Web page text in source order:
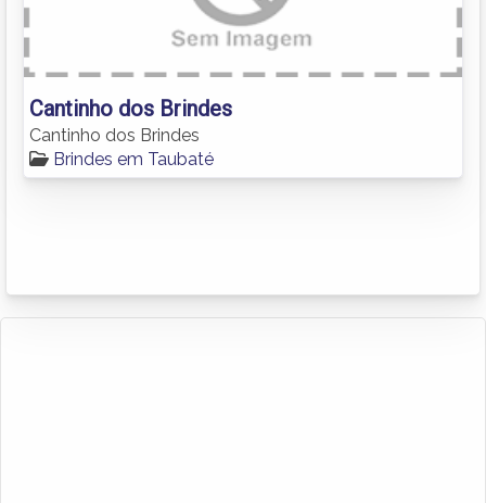
Cantinho dos Brindes
Cantinho dos Brindes
Brindes em Taubaté